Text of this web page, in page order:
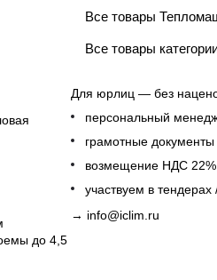
до 4,5
Все товары
Все товары
Для юрлиц — без
персональный
грамотные документы
возмещение НДС 22%
участвуем в тендерах
→ info@iclim.ru